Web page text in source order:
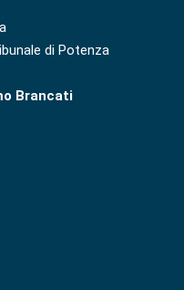
di Potenza
Brancati